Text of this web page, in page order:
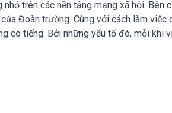
trên các nền tảng mạng xã hội. Bên
Đoàn trường. Cùng với cách làm việc
có tiếng. Bởi những yếu tố đó, mỗi khi